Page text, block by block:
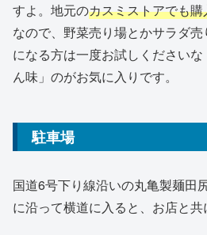
すよ。地元のカスミストアでも購
なので、野菜売り場とかサラダ
になる方は一度お試しください
ん味」のがお気に入りです。
駐車場
国道6号下り線沿いの丸亀製麺田
に沿って横道に入ると、お店と共